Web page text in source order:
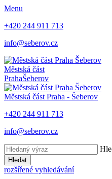
Menu
+420 244 911 713
info@seberov.cz
Městská část
PrahaŠeberov
Městská část Praha - Šeberov
+420 244 911 713
info@seberov.cz
Hledat
rozšířené vyhledávání